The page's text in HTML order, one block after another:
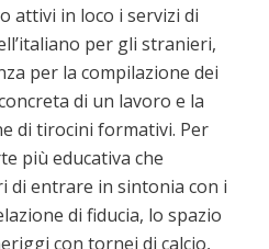
attivi in loco i servizi di
per gli stranieri,
per la compilazione dei
di un lavoro e la
di tirocini formativi. Per
più educativa che
di entrare in sintonia con i
di fiducia, lo spazio
con tornei di calcio,